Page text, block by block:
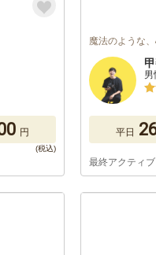
円
魔法のような
平日
最終アクティ